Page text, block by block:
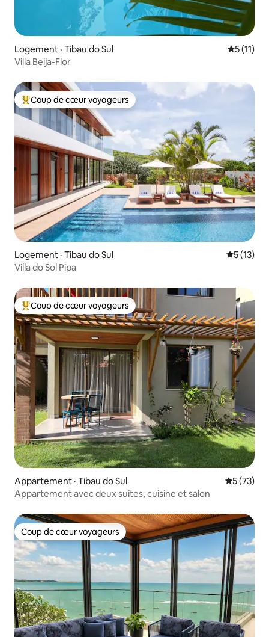
Logement · Tibau do Sul Note
5 (11)
Villa Beija-Flor
Coup de cœur voyageurs parmi les plus aimés
Coup de cœur voyageurs
Logement · Tibau do Sul Note
5 (13)
Villa do Sol Pipa
Coup de cœur voyageurs parmi les plus aimés
Coup de cœur voyageurs
Appartement · Tibau do Sul Note
5 (73)
Appartement avec deux suites, cuisine et salon
Coup de cœur voyageurs
Coup de cœur voyageurs